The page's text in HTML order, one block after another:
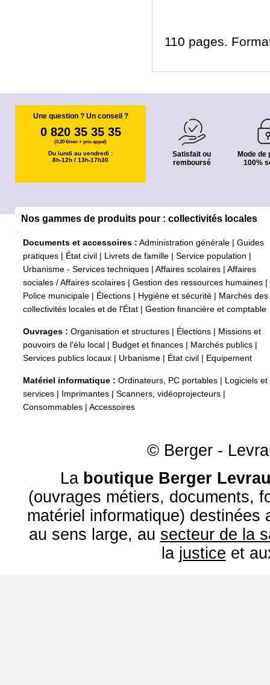
110 pages.
Une question ? Un conseil ?
0 820 35 35 35
(0,20 €/min + prix appel)
Du lundi au vendredi :
8h-12h / 13h-17h30
Satisfait ou
remboursé
Mode de
100%
Nos gammes de produits pour : collectivités locales
Documents et accessoires : Administration générale
Guides
pratiques
État civil Livrets de famille Service population
Urbanisme - Services techniques
Affaires scolaires
Affaires
sociales / Affaires scolaires
Gestion des ressources humaines
Police municipale
Élections Hygiène et sécurité
Marchés des
collectivités locales et de l'État
Gestion financière et comptable
Ouvrages : Organisation et structures Élections
Missions et
pouvoirs de l'élu local
Budget et finances Marchés publics
Services publics locaux
Urbanisme État civil Equipement
Matériel informatique : Ordinateurs, PC portables
Logiciels et
services
Imprimantes Scanners, vidéoprojecteurs
Consommables
Accessoires
© Berger -
La boutique Berger
(ouvrages métiers, documents,
matériel informatique) destinées
au sens large, au secteur de la
la justice et